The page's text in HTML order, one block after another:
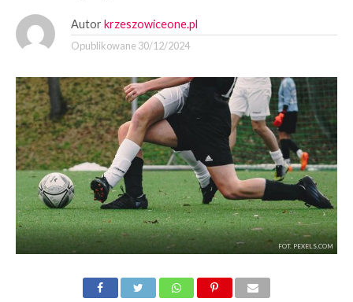
Autor krzeszowiceone.pl
Opublikowane 30/12/2024
FOT. PEXELS.COM